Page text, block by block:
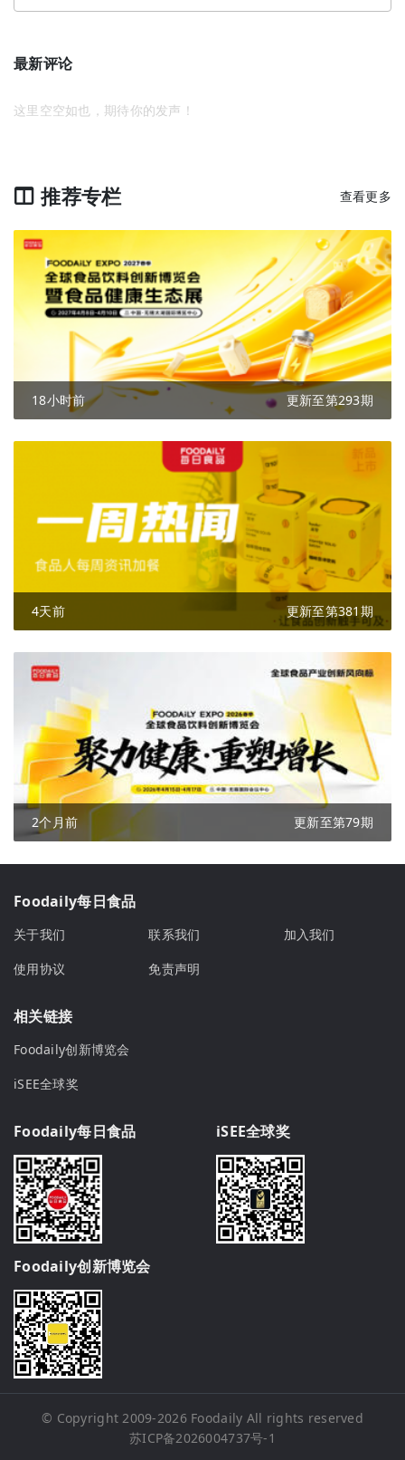
最新评论
这里空空如也，期待你的发声！
推荐专栏 查看更多
18小时前 更新至第293期
4天前 更新至第381期
2个月前 更新至第79期
Foodaily每日食品
关于我们 联系我们
加入我们
使用协议
免责声明
相关链接
Foodaily创新博览会
iSEE全球奖
Foodaily每日食品 iSEE全球奖
Foodaily创新博览会
© Copyright 2009-2026 Foodaily All rights reserved
苏ICP备2026004737号-1